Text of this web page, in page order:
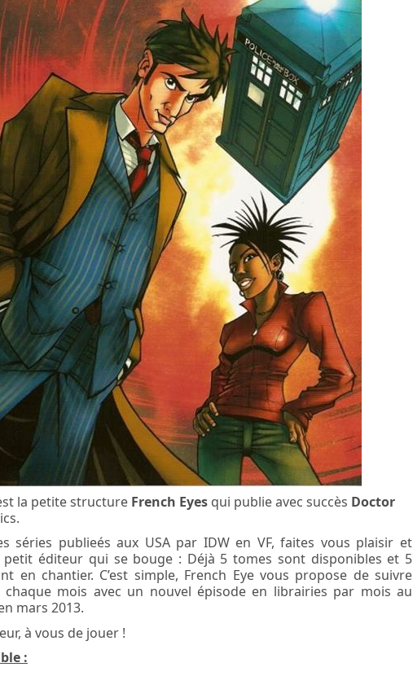
la petite structure French Eyes qui publie avec succès Doctor
séries publieés aux USA par IDW en VF, faites vous plaisir et
petit éditeur qui se bouge : Déjà 5 tomes sont disponibles et 5
en chantier. C’est simple, French Eye vous propose de suivre
chaque mois avec un nouvel épisode en librairies par mois au
mars 2013.
à vous de jouer !
: